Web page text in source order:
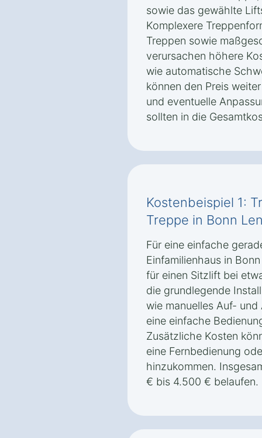
sowie das gewählte
Komplexere
Treppen sowie
verursachen höhere
wie automatische
können den Preis
und eventuelle
sollten in die
Kostenbeispiel 1:
Treppe in Bonn
Für eine einfache
Einfamilienhaus in
für einen Sitzlift bei
die grundlegende
wie manuelles Auf-
eine einfache
Zusätzliche Kosten
eine Fernbedienung
hinzukommen.
€ bis 4.500 € belaufen.